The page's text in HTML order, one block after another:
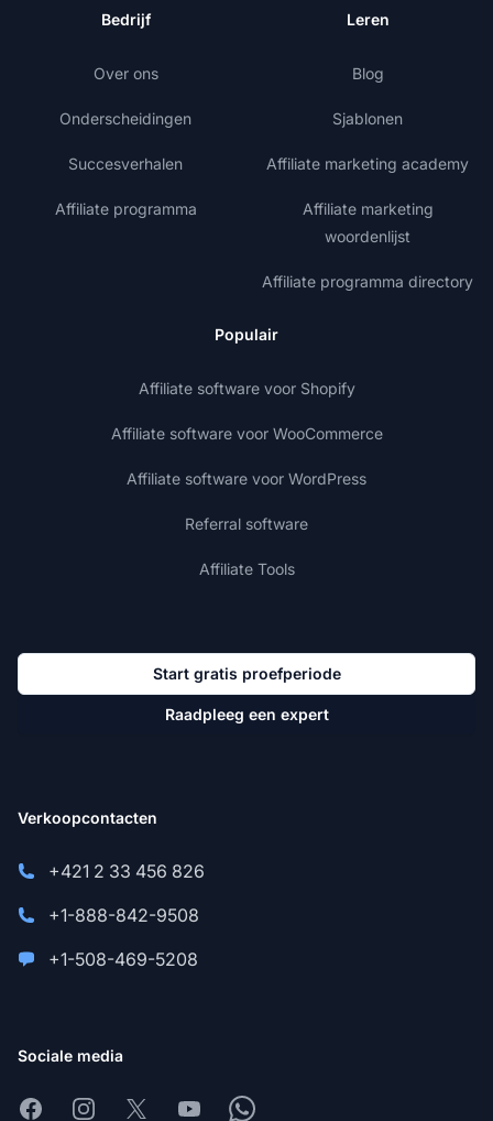
Bedrijf
Over ons
Onderscheidingen
Succesverhalen
Affiliate programma
Leren
Blog
Sjablonen
Affiliate marketing academy
Affiliate marketing
woordenlijst
Affiliate programma directory
Populair
Affiliate software voor Shopify
Affiliate software voor WooCommerce
Affiliate software voor WordPress
Referral software
Affiliate Tools
Start gratis proefperiode
Raadpleeg een expert
Verkoopcontacten
+421 2 33 456 826
+1-888-842-9508
+1-508-469-5208
Sociale media
FacebookInstagram
X YoutubeWhatsapp